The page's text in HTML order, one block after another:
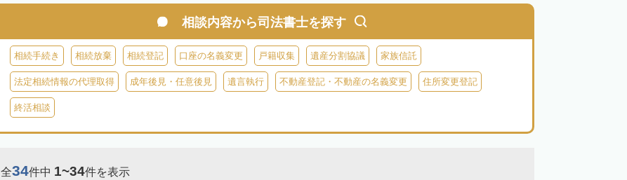
相談内容から司法書士を探す
相続手続き 相続放棄 相続登記 口座の名義変更 戸籍収集 遺産分割協議 家族信託
法定相続情報の代理取得 成年後見・任意後見 遺言執行 不動産登記・不動産の名義変更 住所変更登記
終活相談
全34件中 1~34件を表示